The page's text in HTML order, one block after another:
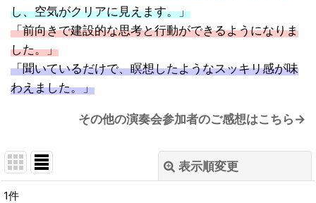
し、空気がクリアに見えます。」
「前向きで建設的な思考と行動ができるようになりま
した。」
「聞いているだけで、瞑想したようなスッキリ感が味
わえました。」
その他の演奏会参加者のご感想はこちら→
表示順変更
1件